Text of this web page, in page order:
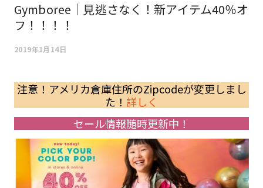
Gymboree｜見逃さなく！新アイテム40％オ
フ！！！！
2019年1月14日
注意！アメリカ倉庫住所のZipcodeが変更しまし
た！ 詳しく
セール情報随時更新中！